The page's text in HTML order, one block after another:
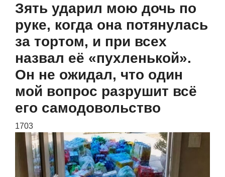
Зять ударил мою дочь по
руке, когда она потянулась
за тортом, и при всех
назвал её «пухленькой».
Он не ожидал, что один
мой вопрос разрушит всё
его самодовольство
1703